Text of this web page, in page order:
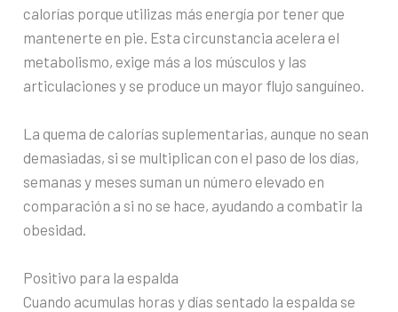
calorías porque utilizas más energía por tener que
mantenerte en pie. Esta circunstancia acelera el
metabolismo, exige más a los músculos y las
articulaciones y se produce un mayor flujo sanguíneo.
La quema de calorías suplementarias, aunque no sean
demasiadas, si se multiplican con el paso de los días,
semanas y meses suman un número elevado en
comparación a si no se hace, ayudando a combatir la
obesidad.
Positivo para la espalda
Cuando acumulas horas y días sentado la espalda se